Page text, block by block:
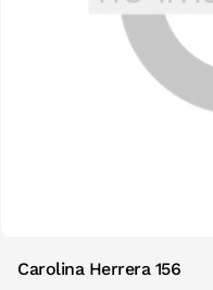
Carolina Herrera 156